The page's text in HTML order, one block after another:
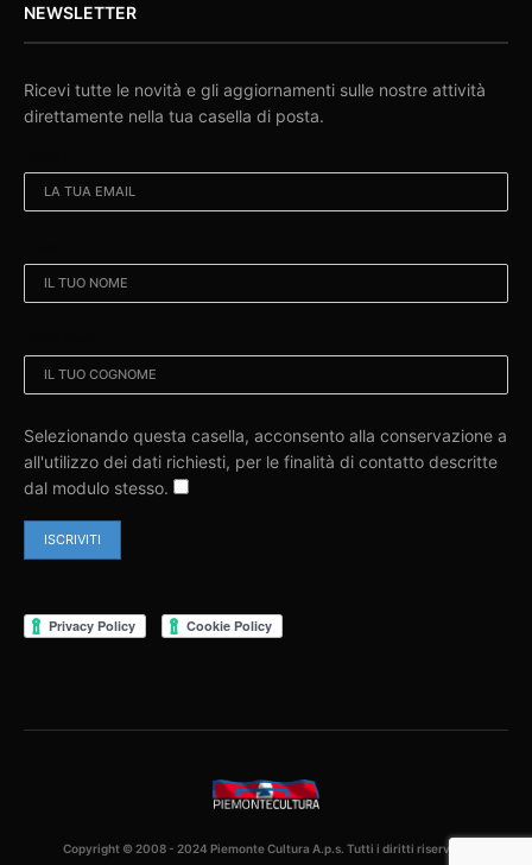
NEWSLETTER
Ricevi tutte le novità e gli aggiornamenti sulle nostre attività
direttamente nella tua casella di posta.
Selezionando questa casella, acconsento alla conservazione a
all'utilizzo dei dati richiesti, per le finalità di contatto descritte
dal modulo stesso.
Copyright © 2008 - 2024 Piemonte Cultura A.p.s. Tutti i diritti riservati.